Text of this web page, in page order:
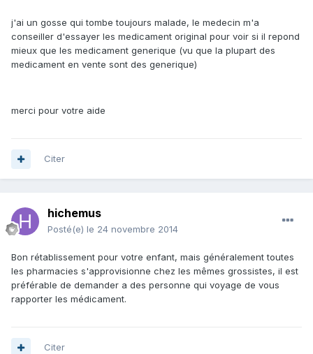
j'ai un gosse qui tombe toujours malade, le medecin m'a
conseiller d'essayer les medicament original pour voir si il repond
mieux que les medicament generique (vu que la plupart des
medicament en vente sont des generique)
merci pour votre aide
Citer
hichemus
Posté(e) le 24 novembre 2014
Bon rétablissement pour votre enfant, mais généralement toutes
les pharmacies s'approvisionne chez les mêmes grossistes, il est
préférable de demander a des personne qui voyage de vous
rapporter les médicament.
Citer